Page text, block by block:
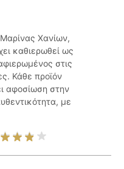
Χανίων,
καθιερωθεί ως
στις
Κάθε προϊόν
αφοσίωση στην
με